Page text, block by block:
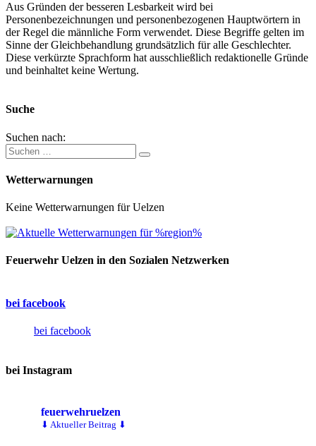
Aus Gründen der besseren Lesbarkeit wird bei
Personenbezeichnungen und personenbezogenen Hauptwörtern in
der Regel die männliche Form verwendet. Diese Begriffe gelten im
Sinne der Gleichbehandlung grundsätzlich für alle Geschlechter.
Diese verkürzte Sprachform hat ausschließlich redaktionelle Gründe
und beinhaltet keine Wertung.
Suche
Suchen nach:
Wetterwarnungen
Keine Wetterwarnungen für Uelzen
Feuerwehr Uelzen in den Sozialen Netzwerken
bei facebook
bei facebook
bei Instagram
feuerwehruelzen
⬇ Aktueller Beitrag ⬇